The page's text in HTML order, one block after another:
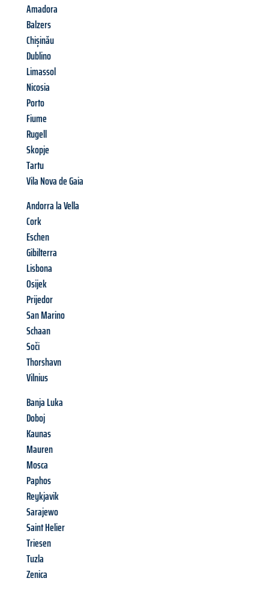
Amadora
Balzers
Chișinău
Dublino
Limassol
Nicosia
Porto
Fiume
Rugell
Skopje
Tartu
Vila Nova de Gaia
Andorra la Vella
Cork
Eschen
Gibilterra
Lisbona
Osijek
Prijedor
San Marino
Schaan
Soči
Thorshavn
Vilnius
Banja Luka
Doboj
Kaunas
Mauren
Mosca
Paphos
Reykjavik
Sarajewo
Saint Helier
Triesen
Tuzla
Zenica